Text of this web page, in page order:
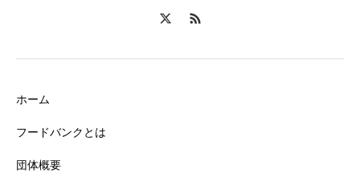
ホーム
フードバンクとは
団体概要